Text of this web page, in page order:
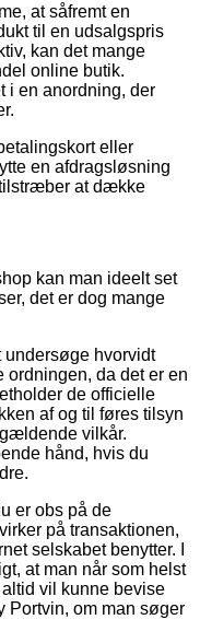
at såfremt en
til en udsalgspris
kan det mange
online butik.
i en anordning, der
eller
en afdragsløsning
at dække
kan man ideelt set
det er dog mange
hvorvidt
da det er en
de officielle
af og til føres tilsyn
vilkår.
hånd, hvis du
er obs på de
på transaktionen,
selskabet benytter. I
at man når som helst
vil kunne bevise
Portvin, om man søger